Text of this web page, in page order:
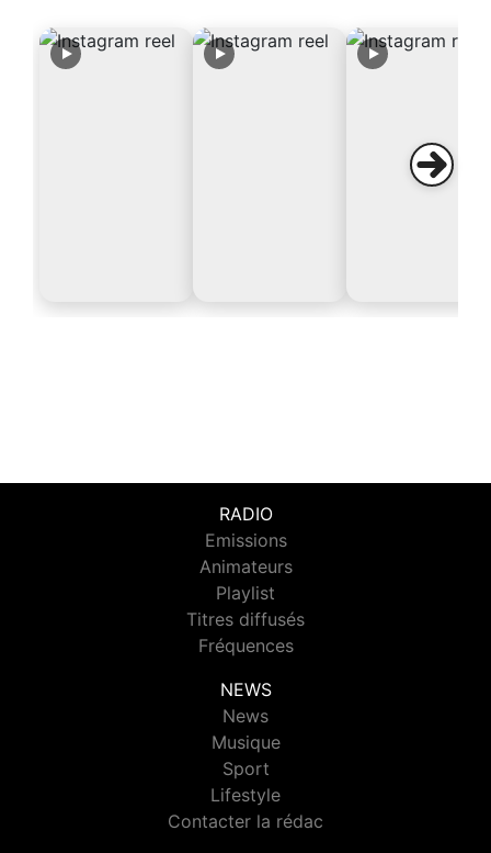
RADIO
Emissions
Animateurs
Playlist
Titres diffusés
Fréquences
NEWS
News
Musique
Sport
Lifestyle
Contacter la rédac